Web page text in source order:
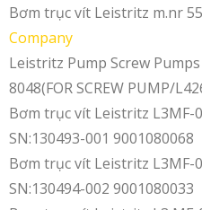
Bơm trục vít Leistritz m.nr
Company
Leistritz Pump Screw
8048(FOR SCREW PUMP/
Bơm trục vít Leistritz L3MF-
SN:130493-001 9001080068
Bơm trục vít Leistritz L3MF-
SN:130494-002 9001080033